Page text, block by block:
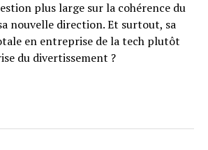
plus large sur la cohérence du
nouvelle direction. Et surtout, sa
en entreprise de la tech plutôt
du divertissement ?